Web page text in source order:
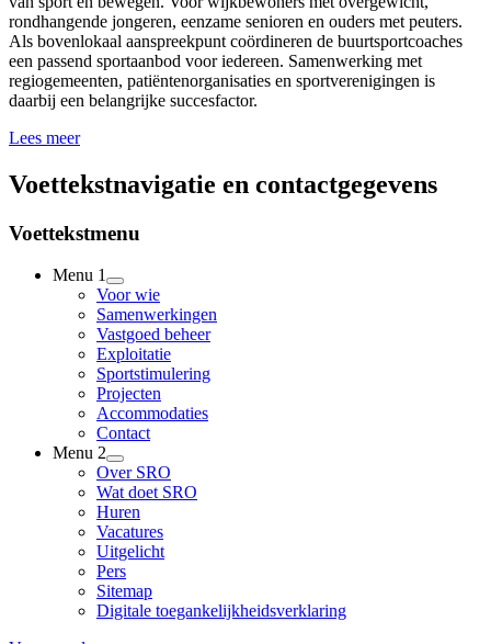
rondhangende jongeren, eenzame senioren en ouders met peuters.
Als bovenlokaal aanspreekpunt coördineren de buurtsportcoaches
een passend sportaanbod voor iedereen. Samenwerking met
regiogemeenten, patiëntenorganisaties en sportverenigingen is
daarbij een belangrijke succesfactor.
Lees meer
Voettekstnavigatie en contactgegevens
Voettekstmenu
Menu 1
Voor wie
Samenwerkingen
Vastgoed beheer
Exploitatie
Sportstimulering
Projecten
Accommodaties
Contact
Menu 2
Over SRO
Wat doet SRO
Huren
Vacatures
Uitgelicht
Pers
Sitemap
Digitale toegankelijkheidsverklaring